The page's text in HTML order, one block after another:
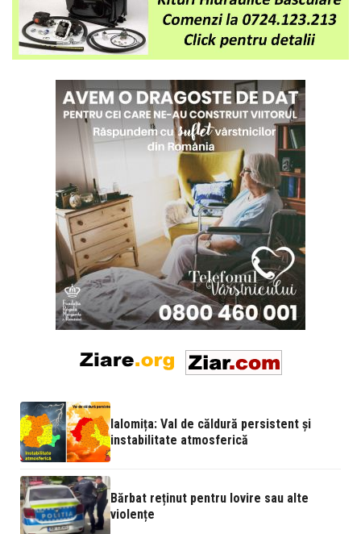
Ialomița: Val de căldură persistent și
instabilitate atmosferică
Bărbat reținut pentru lovire sau alte
violențe